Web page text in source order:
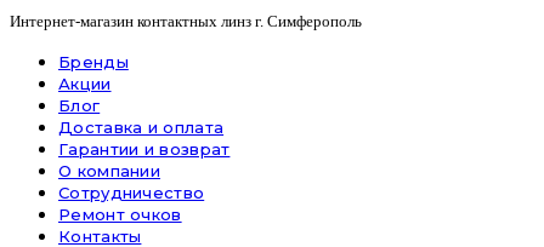
Интернет-магазин контактных линз г. Симферополь
Бренды
Акции
Блог
Доставка и оплата
Гарантии и возврат
О компании
Сотрудничество
Ремонт очков
Контакты